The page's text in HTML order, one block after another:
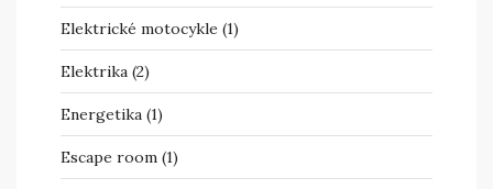
Elektrické motocykle (1)
Elektrika (2)
Energetika (1)
Escape room (1)